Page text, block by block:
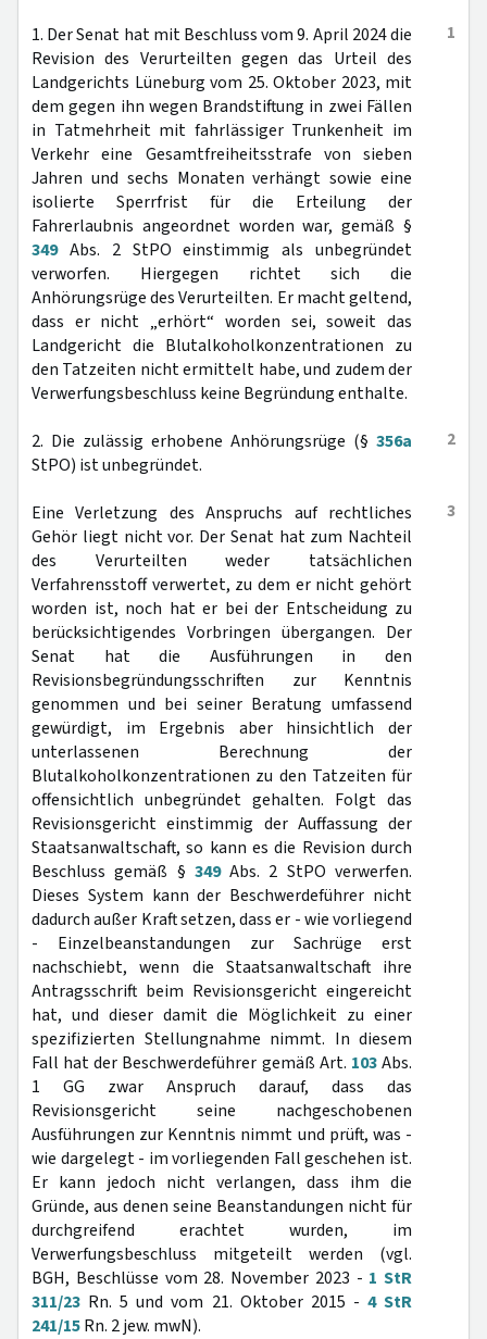
1
1. Der Senat hat mit Beschluss vom 9. April 2024 die
Revision des Verurteilten gegen das Urteil des
Landgerichts Lüneburg vom 25. Oktober 2023, mit
dem gegen ihn wegen Brandstiftung in zwei Fällen
in Tatmehrheit mit fahrlässiger Trunkenheit im
Verkehr eine Gesamtfreiheitsstrafe von sieben
Jahren und sechs Monaten verhängt sowie eine
isolierte Sperrfrist für die Erteilung der
Fahrerlaubnis angeordnet worden war, gemäß §
349Abs. 2 StPO einstimmig als unbegründet
verworfen. Hiergegen richtet sich die
Anhörungsrüge des Verurteilten. Er macht geltend,
dass er nicht „erhört“ worden sei, soweit das
Landgericht die Blutalkoholkonzentrationen zu
den Tatzeiten nicht ermittelt habe, und zudem der
Verwerfungsbeschluss keine Begründung enthalte.
2
2. Die zulässig erhobene Anhörungsrüge (§ 356a
StPO) ist unbegründet.
3
Eine Verletzung des Anspruchs auf rechtliches
Gehör liegt nicht vor. Der Senat hat zum Nachteil
des Verurteilten weder tatsächlichen
Verfahrensstoff verwertet, zu dem er nicht gehört
worden ist, noch hat er bei der Entscheidung zu
berücksichtigendes Vorbringen übergangen. Der
Senat hat die Ausführungen in den
Revisionsbegründungsschriften zur Kenntnis
genommen und bei seiner Beratung umfassend
gewürdigt, im Ergebnis aber hinsichtlich der
unterlassenen Berechnung der
Blutalkoholkonzentrationen zu den Tatzeiten für
offensichtlich unbegründet gehalten. Folgt das
Revisionsgericht einstimmig der Auffassung der
Staatsanwaltschaft, so kann es die Revision durch
Beschluss gemäß § 349Abs. 2 StPO verwerfen.
Dieses System kann der Beschwerdeführer nicht
dadurch außer Kraft setzen, dass er - wie vorliegend
- Einzelbeanstandungen zur Sachrüge erst
nachschiebt, wenn die Staatsanwaltschaft ihre
Antragsschrift beim Revisionsgericht eingereicht
hat, und dieser damit die Möglichkeit zu einer
spezifizierten Stellungnahme nimmt. In diesem
Fall hat der Beschwerdeführer gemäß Art. 103Abs.
1 GG zwar Anspruch darauf, dass das
Revisionsgericht seine nachgeschobenen
Ausführungen zur Kenntnis nimmt und prüft, was -
wie dargelegt - im vorliegenden Fall geschehen ist.
Er kann jedoch nicht verlangen, dass ihm die
Gründe, aus denen seine Beanstandungen nicht für
durchgreifend erachtet wurden, im
Verwerfungsbeschluss mitgeteilt werden (vgl.
BGH, Beschlüsse vom 28. November 2023 - 1 StR
311/23 Rn. 5 und vom 21. Oktober 2015 - 4 StR
241/15Rn. 2 jew. mwN).